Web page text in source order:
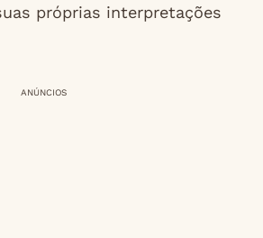
próprias interpretações
ANÚNCIOS